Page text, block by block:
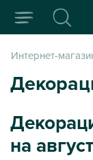
Интернет-
на